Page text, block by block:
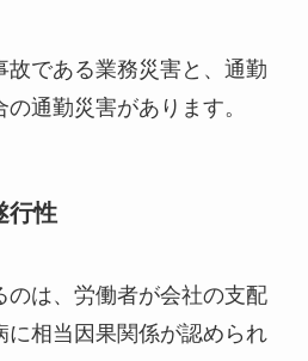
である業務災害と、通勤
通勤災害があります。
行性
のは、労働者が会社の支配
に相当因果関係が認められ